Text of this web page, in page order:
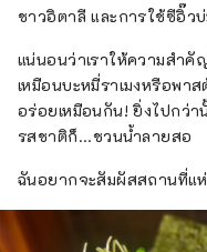
ชาวอิตาลี และการใช้ซีอิ๊ว
แน่นอนว่าเราให้ความสำคั
เหมือนบะหมี่ราเมงหรือพา
อร่อยเหมือนกัน! ยิ่งไปกว่า
รสชาติก็...ชวนน้ำลายสอ
ฉันอยากจะสัมผัสสถานที่แห่